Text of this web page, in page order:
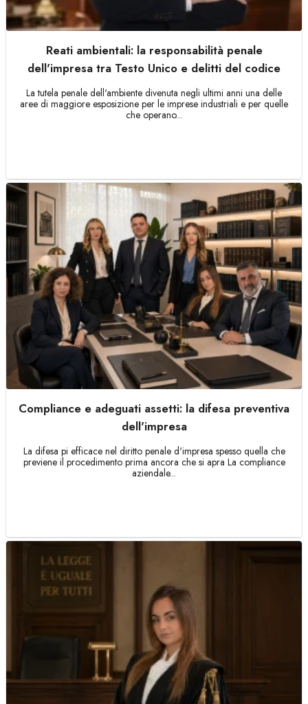
Reati ambientali: la responsabilità penale
dell'impresa tra Testo Unico e delitti del codice
La tutela penale dell'ambiente divenuta negli ultimi anni una delle
aree di maggiore esposizione per le imprese industriali e per quelle
che operano...
Compliance e adeguati assetti: la difesa preventiva
dell'impresa
La difesa pi efficace nel diritto penale d'impresa spesso quella che
previene il procedimento prima ancora che si apra La compliance
aziendale...